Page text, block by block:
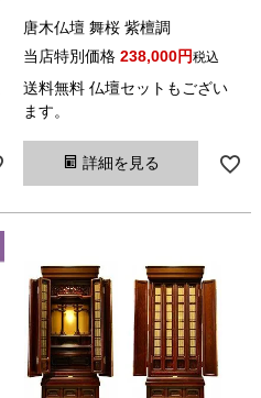
唐木仏壇 舞桜 紫檀調
当店特別価格 238,000 税込
送料無料 仏壇セットもござい
ます。
詳細を見る